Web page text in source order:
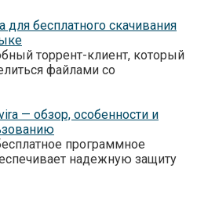
бесплатного скачивания
торрент-клиент, который
файлами со
— обзор, особенности и
программное
надежную защиту